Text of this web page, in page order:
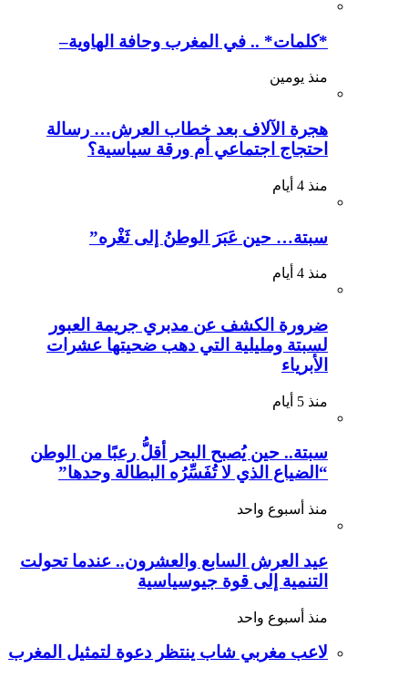
*كلمات* .. في المغرب وحافة الهاوية–
منذ يومين
هجرة الآلاف بعد خطاب العرش… رسالة
احتجاج اجتماعي أم ورقة سياسية؟
منذ 4 أيام
سبتة… حين عَبَرَ الوطنُ إلى ثَغْره”
منذ 4 أيام
ضرورة الكشف عن مدبري جريمة العبور
لسبتة ومليلية التي دهب ضحيتها عشرات
الأبرياء
منذ 5 أيام
سبتة.. حين يُصبح البحر أقلُّ رعبًا من الوطن
“الضياع الذي لا تُفَسِّرُه البطالة وحدها”
منذ أسبوع واحد
عيد العرش السابع والعشرون.. عندما تحولت
التنمية إلى قوة جيوسياسية
منذ أسبوع واحد
لاعب مغربي شاب ينتظر دعوة لتمثيل المغرب